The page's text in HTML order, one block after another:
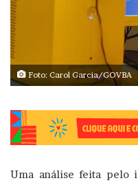
Foto: Carol Garcia/GOVBA
Uma análise feita pelo